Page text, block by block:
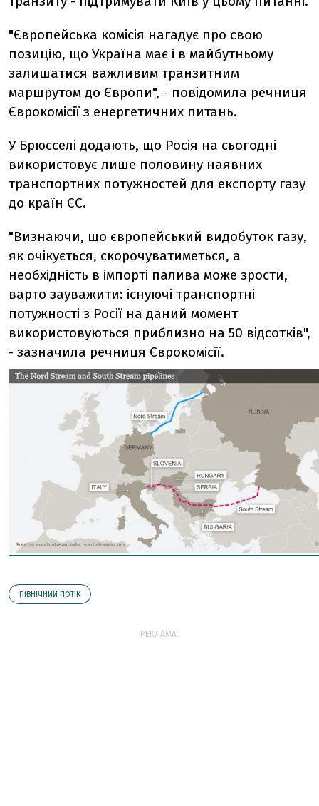
"Європейська комісія нагадує про свою
позицію, що Україна має і в майбутньому
залишатися важливим транзитним
маршрутом до Європи", - повідомила речниця
Єврокомісії з енергетичних питань.
У Брюсселі додають, що Росія на сьогодні
використовує лише половину наявних
транспортних потужностей для експорту газу
до країн ЄС.
"Визнаючи, що європейський видобуток газу,
як очікується, скорочуватиметься, а
необхідність в імпорті палива може зрости,
варто зауважити: існуючі транспортні
потужності з Росії на даний момент
використовуються приблизно на 50 відсотків",
- зазначила речниця Єврокомісії.
ПІВНІЧНИЙ ПОТІК
РЕКЛАМА: